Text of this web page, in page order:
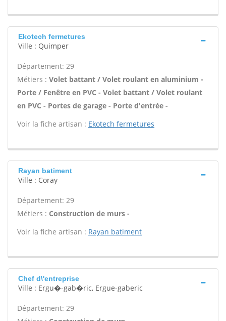
Ekotech fermetures
Ville : Quimper
Département: 29
Métiers : Volet battant / Volet roulant en aluminium -
Porte / Fenêtre en PVC - Volet battant / Volet roulant
en PVC - Portes de garage - Porte d'entrée -
Voir la fiche artisan : Ekotech fermetures
Rayan batiment
Ville : Coray
Département: 29
Métiers : Construction de murs -
Voir la fiche artisan : Rayan batiment
Chef d\'entreprise
Ville : Ergu�-gab�ric, Ergue-gaberic
Département: 29